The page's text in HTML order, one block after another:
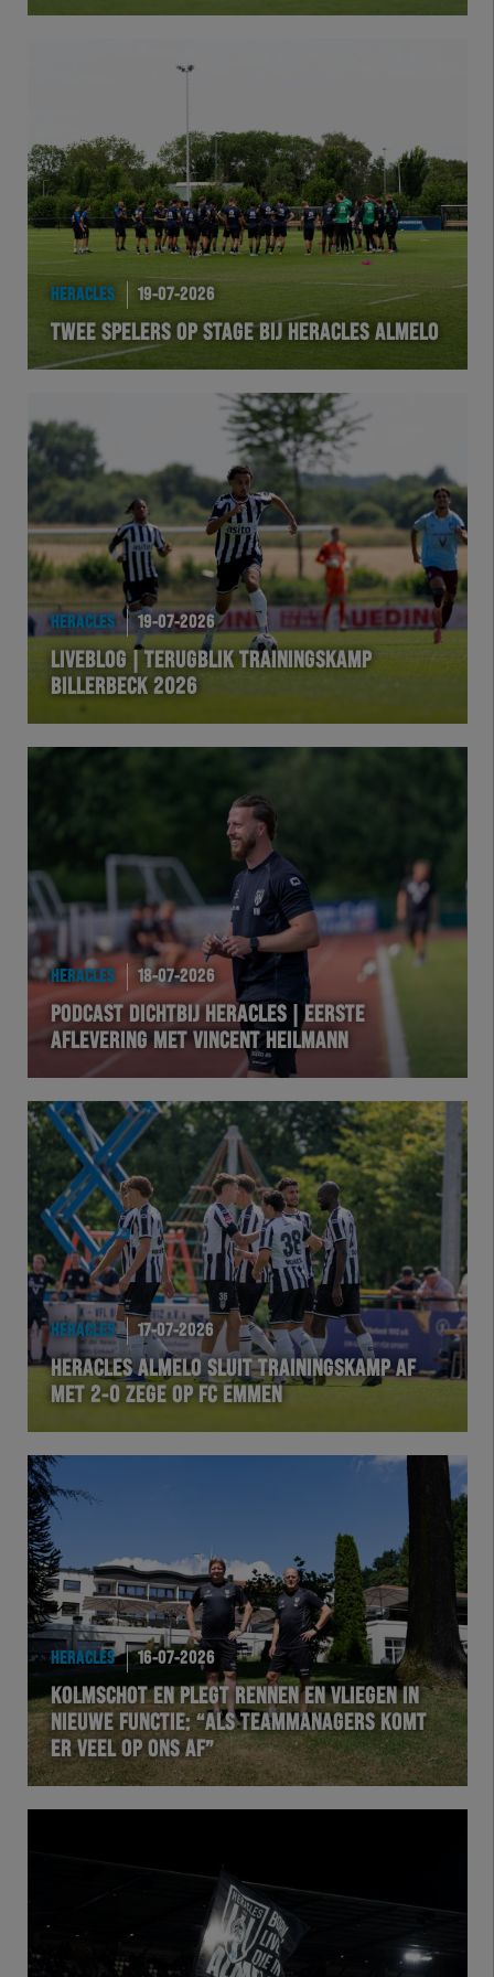
Futsal
eSports
Academie
HERACLES 19-07-2026
TWEE SPELERS OP STAGE BIJ HERACLES ALMELO
HERACLES 19-07-2026
LIVEBLOG | TERUGBLIK TRAININGSKAMP
BILLERBECK 2026
HERACLES 18-07-2026
PODCAST DICHTBIJ HERACLES | EERSTE
AFLEVERING MET VINCENT HEILMANN
HERACLES 17-07-2026
HERACLES ALMELO SLUIT TRAININGSKAMP AF
MET 2-0 ZEGE OP FC EMMEN
HERACLES 16-07-2026
KOLMSCHOT EN PLEGT RENNEN EN VLIEGEN IN
NIEUWE FUNCTIE: “ALS TEAMMANAGERS KOMT
ER VEEL OP ONS AF”